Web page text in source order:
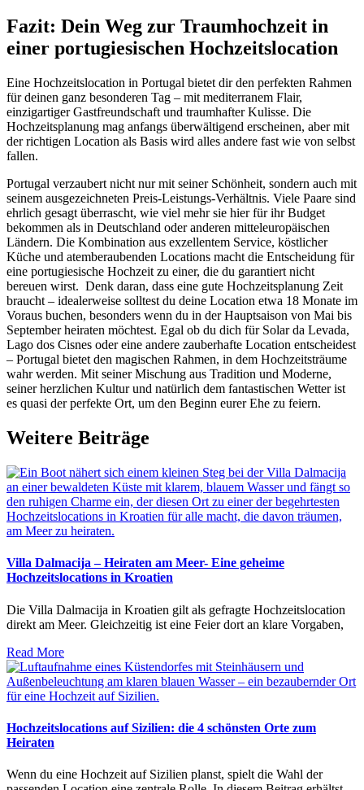
Fazit: Dein Weg zur Traumhochzeit in
einer portugiesischen Hochzeitslocation
Eine Hochzeitslocation in Portugal bietet dir den perfekten Rahmen
für deinen ganz besonderen Tag – mit mediterranem Flair,
einzigartiger Gastfreundschaft und traumhafter Kulisse. Die
Hochzeitsplanung mag anfangs überwältigend erscheinen, aber mit
der richtigen Location als Basis wird alles andere fast wie von selbst
fallen.
Portugal verzaubert nicht nur mit seiner Schönheit, sondern auch mit
seinem ausgezeichneten Preis-Leistungs-Verhältnis. Viele Paare sind
ehrlich gesagt überrascht, wie viel mehr sie hier für ihr Budget
bekommen als in Deutschland oder anderen mitteleuropäischen
Ländern. Die Kombination aus exzellentem Service, köstlicher
Küche und atemberaubenden Locations macht die Entscheidung für
eine portugiesische Hochzeit zu einer, die du garantiert nicht
bereuen wirst. Denk daran, dass eine gute Hochzeitsplanung Zeit
braucht – idealerweise solltest du deine Location etwa 18 Monate im
Voraus buchen, besonders wenn du in der Hauptsaison von Mai bis
September heiraten möchtest. Egal ob du dich für Solar da Levada,
Lago dos Cisnes oder eine andere zauberhafte Location entscheidest
– Portugal bietet den magischen Rahmen, in dem Hochzeitsträume
wahr werden. Mit seiner Mischung aus Tradition und Moderne,
seiner herzlichen Kultur und natürlich dem fantastischen Wetter ist
es quasi der perfekte Ort, um den Beginn eurer Ehe zu feiern.
Weitere Beiträge
Villa Dalmacija – Heiraten am Meer- Eine geheime
Hochzeitslocations in Kroatien
Die Villa Dalmacija in Kroatien gilt als gefragte Hochzeitslocation
direkt am Meer. Gleichzeitig ist eine Feier dort an klare Vorgaben,
Read More
Hochzeitslocations auf Sizilien: die 4 schönsten Orte zum
Heiraten
Wenn du eine Hochzeit auf Sizilien planst, spielt die Wahl der